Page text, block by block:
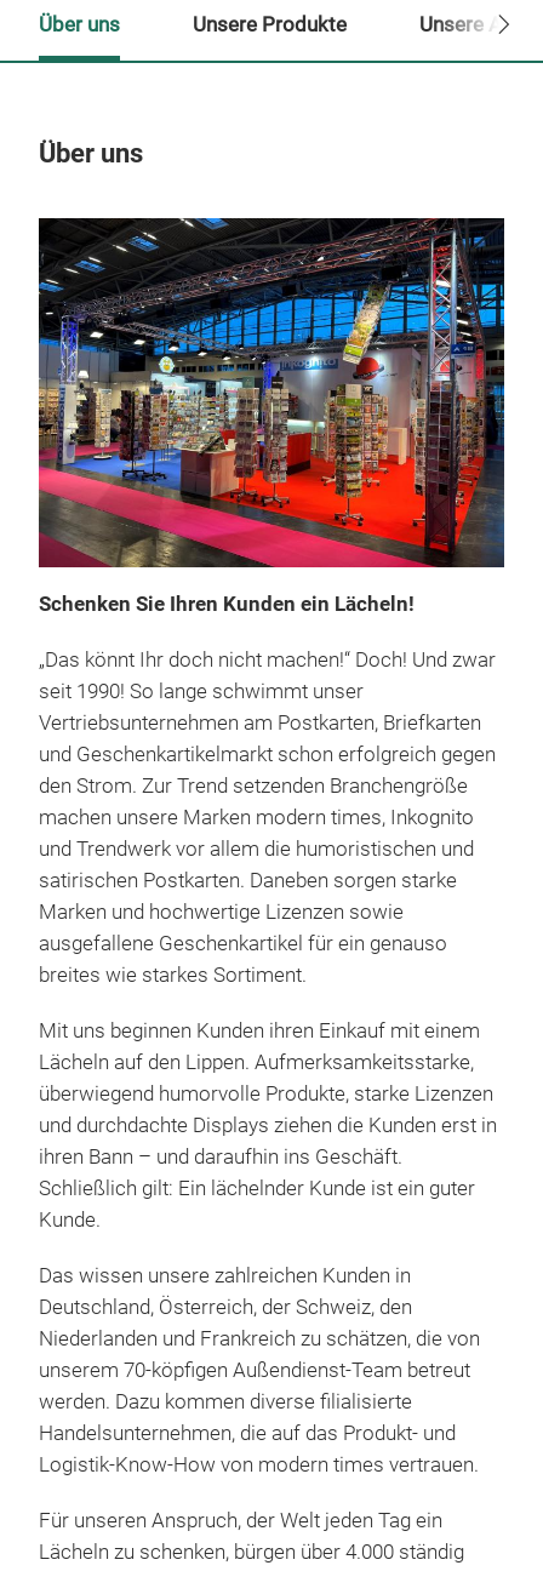
Über uns
Schenken Sie Ihren Kunden ein Lächeln!
„Das könnt Ihr doch nicht machen!“ Doch! Und zwar
seit 1990! So lange schwimmt unser
Vertriebsunternehmen am Postkarten, Briefkarten
und Geschenkartikelmarkt schon erfolgreich gegen
den Strom. Zur Trend setzenden Branchengröße
machen unsere Marken modern times, Inkognito
und Trendwerk vor allem die humoristischen und
satirischen Postkarten. Daneben sorgen starke
Marken und hochwertige Lizenzen sowie
ausgefallene Geschenkartikel für ein genauso
breites wie starkes Sortiment.
Mit uns beginnen Kunden ihren Einkauf mit einem
Lächeln auf den Lippen. Aufmerksamkeitsstarke,
überwiegend humorvolle Produkte, starke Lizenzen
und durchdachte Displays ziehen die Kunden erst in
ihren Bann – und daraufhin ins Geschäft.
Schließlich gilt: Ein lächelnder Kunde ist ein guter
Kunde.
Das wissen unsere zahlreichen Kunden in
Deutschland, Österreich, der Schweiz, den
Niederlanden und Frankreich zu schätzen, die von
unserem 70-köpfigen Außendienst-Team betreut
werden. Dazu kommen diverse filialisierte
Handelsunternehmen, die auf das Produkt- und
Logistik-Know-How von modern times vertrauen.
Für unseren Anspruch, der Welt jeden Tag ein
Lächeln zu schenken, bürgen über 4.000 ständig
Über uns Unsere Produkte Unsere